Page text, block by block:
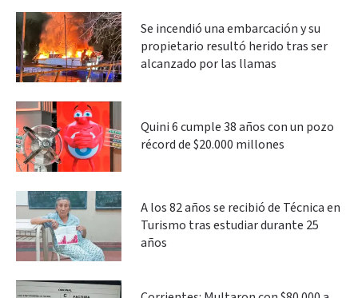
Se incendió una embarcación y su
propietario resultó herido tras ser
alcanzado por las llamas
Quini 6 cumple 38 años con un pozo
récord de $20.000 millones
A los 82 años se recibió de Técnica en
Turismo tras estudiar durante 25
años